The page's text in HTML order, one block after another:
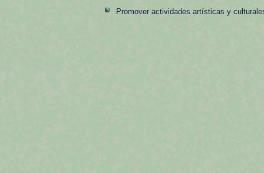
Promover actividades artísticas y